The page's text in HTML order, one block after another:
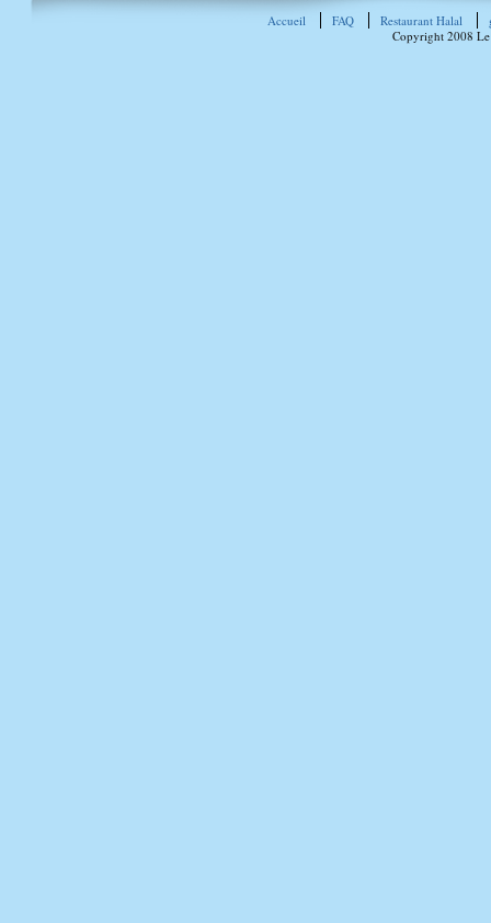
Accueil FAQ Restaurant Halal
Copyright 2008